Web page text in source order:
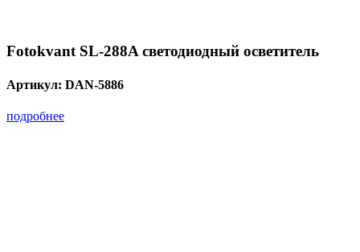
Fotokvant SL-288A светодиодный осветитель
Артикул: DAN-5886
подробнее